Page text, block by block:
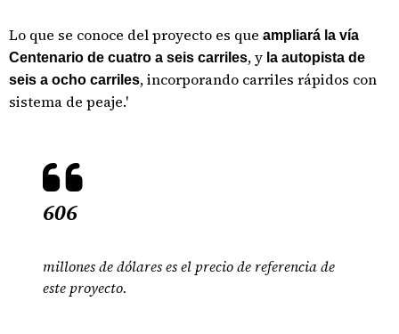
Lo que se conoce del proyecto es que ampliará la vía
Centenario de cuatro a seis carriles, y la autopista de
seis a ocho carriles, incorporando carriles rápidos con
sistema de peaje.'
606
millones de dólares es el precio de referencia de
este proyecto.